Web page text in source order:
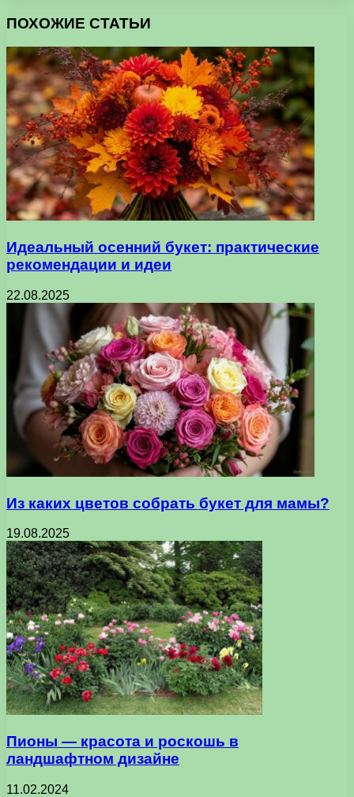
ПОХОЖИЕ СТАТЬИ
Идеальный осенний букет: практические
рекомендации и идеи
22.08.2025
Из каких цветов собрать букет для мамы?
19.08.2025
Пионы — красота и роскошь в
ландшафтном дизайне
11.02.2024